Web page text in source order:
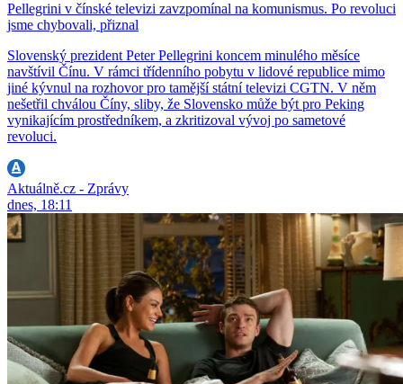
Pellegrini v čínské televizi zavzpomínal na komunismus. Po revoluci
jsme chybovali, přiznal
Slovenský prezident Peter Pellegrini koncem minulého měsíce
navštívil Čínu. V rámci třídenního pobytu v lidové republice mimo
jiné kývnul na rozhovor pro tamější státní televizi CGTN. V něm
nešetřil chválou Číny, sliby, že Slovensko může být pro Peking
vynikajícím prostředníkem, a zkritizoval vývoj po sametové
revoluci.
Aktuálně.cz - Zprávy
dnes, 18:11